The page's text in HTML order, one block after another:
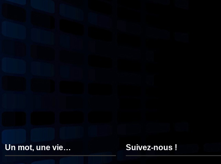
Un mot, une vie… Suivez-nous !